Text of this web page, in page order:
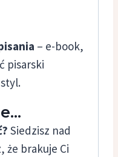
– e-book,
pisarski
Siedzisz nad
że brakuje Ci